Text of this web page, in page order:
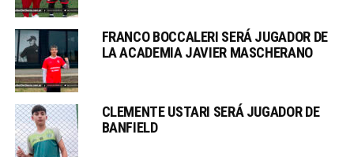
FRANCO BOCCALERI SERÁ JUGADOR DE
LA ACADEMIA JAVIER MASCHERANO
CLEMENTE USTARI SERÁ JUGADOR DE
BANFIELD